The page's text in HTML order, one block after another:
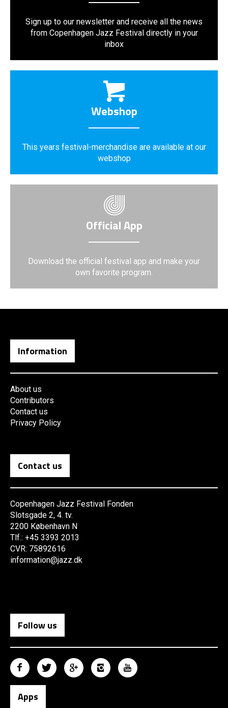
Sign up to our newsletter and receive all the news
from Copenhagen Jazz Festival directly in your
inbox
Webshop
This years festival-merchandise are available at our
webshop
Official App
Download the official festival app and make your
own favorite program.
Information
About us
Contributors
Contact us
Privacy Policy
Contact us
Copenhagen Jazz Festival Fonden
Slotsgade 2, 4. tv.
2200 København N
Tlf.: +45 3393 2013
CVR: 75892616
information@jazz.dk
Follow us
Apps